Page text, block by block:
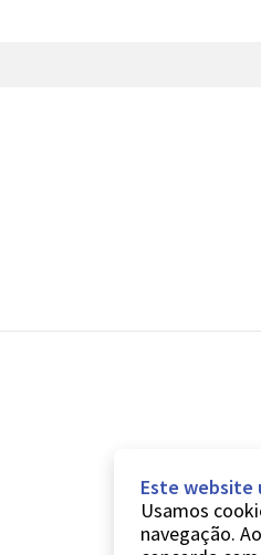
Este website
Usamos
navegação.